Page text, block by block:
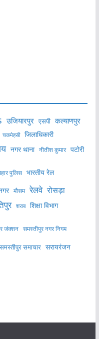
उजियारपुर एसपी कल्याणपुर
चकमेहसी जिलाधिकारी
नगर थाना नीतीश कुमार पटोरी
पुलिस भारतीय रेल
मौसम रेलवे रोसड़ा
शराब शिक्षा विभाग
जंक्शन समस्तीपुर नगर निगम
समाचार सरायरंजन